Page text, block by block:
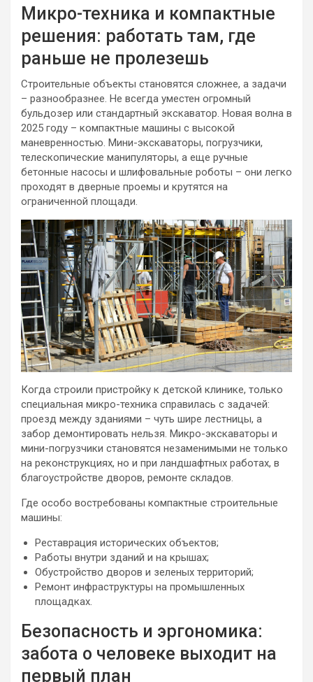
Микро-техника и компактные
решения: работать там, где
раньше не пролезешь
Строительные объекты становятся сложнее, а задачи
– разнообразнее. Не всегда уместен огромный
бульдозер или стандартный экскаватор. Новая волна в
2025 году – компактные машины с высокой
маневренностью. Мини-экскаваторы, погрузчики,
телескопические манипуляторы, а еще ручные
бетонные насосы и шлифовальные роботы – они легко
проходят в дверные проемы и крутятся на
ограниченной площади.
Когда строили пристройку к детской клинике, только
специальная микро-техника справилась с задачей:
проезд между зданиями – чуть шире лестницы, а
забор демонтировать нельзя. Микро-экскаваторы и
мини-погрузчики становятся незаменимыми не только
на реконструкциях, но и при ландшафтных работах, в
благоустройстве дворов, ремонте складов.
Где особо востребованы компактные строительные
машины:
Реставрация исторических объектов;
Работы внутри зданий и на крышах;
Обустройство дворов и зеленых территорий;
Ремонт инфраструктуры на промышленных
площадках.
Безопасность и эргономика:
забота о человеке выходит на
первый план